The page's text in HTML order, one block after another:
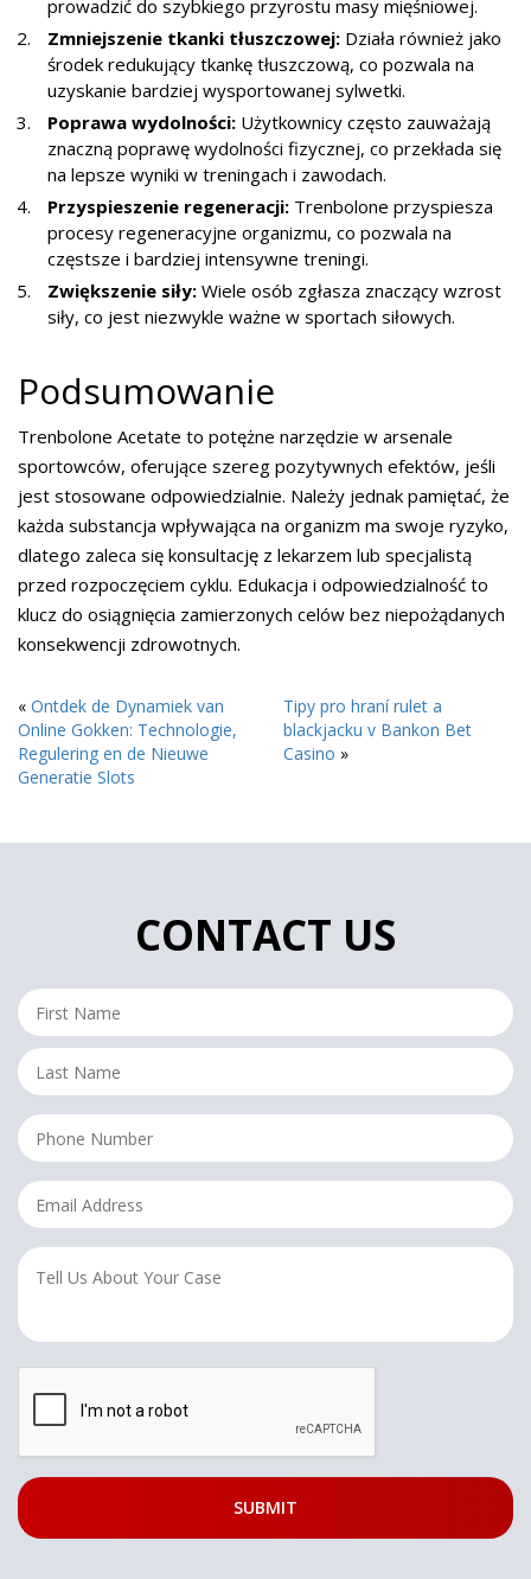
prowadzić do szybkiego przyrostu masy mięśniowej.
Zmniejszenie tkanki tłuszczowej: Działa również jako
środek redukujący tkankę tłuszczową, co pozwala na
uzyskanie bardziej wysportowanej sylwetki.
Poprawa wydolności: Użytkownicy często zauważają
znaczną poprawę wydolności fizycznej, co przekłada się
na lepsze wyniki w treningach i zawodach.
Przyspieszenie regeneracji: Trenbolone przyspiesza
procesy regeneracyjne organizmu, co pozwala na
częstsze i bardziej intensywne treningi.
Zwiększenie siły: Wiele osób zgłasza znaczący wzrost
siły, co jest niezwykle ważne w sportach siłowych.
Podsumowanie
Trenbolone Acetate to potężne narzędzie w arsenale
sportowców, oferujące szereg pozytywnych efektów, jeśli
jest stosowane odpowiedzialnie. Należy jednak pamiętać, że
każda substancja wpływająca na organizm ma swoje ryzyko,
dlatego zaleca się konsultację z lekarzem lub specjalistą
przed rozpoczęciem cyklu. Edukacja i odpowiedzialność to
klucz do osiągnięcia zamierzonych celów bez niepożądanych
konsekwencji zdrowotnych.
« Ontdek de Dynamiek van
Online Gokken: Technologie,
Regulering en de Nieuwe
Generatie Slots
Tipy pro hraní rulet a
blackjacku v Bankon Bet
Casino »
CONTACT US